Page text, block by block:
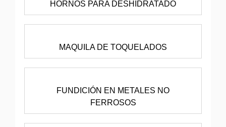
HORNOS PARA DESHIDRATADO
MAQUILA DE TOQUELADOS
FUNDICIÓN EN METALES NO
FERROSOS